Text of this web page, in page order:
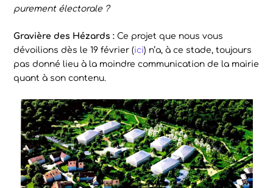
purement électorale ?
Gravière des Hézards : Ce projet que nous vous
dévoilions dès le 19 février (ici) n’a, à ce stade, toujours
pas donné lieu à la moindre communication de la mairie
quant à son contenu.